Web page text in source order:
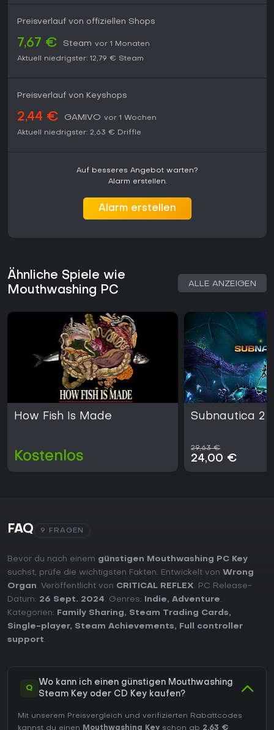
Preisverlauf von offiziellen Shops
7,67 € Steam vor 1 Monaten
Aktuell niedrigster: 12,79 € Steam
Preisverlauf von Keyshops
2,44 € GAMIVO vor 1 Wochen
Aktuell niedrigster: 2,63 € Driffle
Auf besseres Angebot warten?
Alarm erstellen.
Alarm erstellen
Ähnliche Spiele wie
Mouthwashing PC
ALLE ANZEIGEN
How Fish Is Made
Kostenlos
Subnautica 2
29,63 €
24,00 €
FAQ 9 FRAGEN
Bevor du nach einem günstigen Mouthwashing PC Key
suchst, prüfe die wichtigsten Fakten. Entwickelt von Wrong
Organ. Veröffentlicht von CRITICAL REFLEX. PC Release-
Datum: 26 Sept. 2024. Genres: Indie, Adventure.
Kategorien:
Family Sharing, Steam Trading Cards,
Single-player, Steam Achievements,
Full controller
support.
Q
Wo kann ich einen günstigen Mouthwashing
Steam Key oder CD Key kaufen?
Mit unserem Preisvergleich und verifizierten Rabattcodes
kannst du einen
Mouthwashing Key schon ab 2,63 €